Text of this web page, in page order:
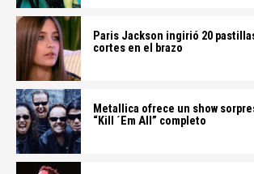
Paris Jackson ingirió 20
cortes en el brazo
Metallica ofrece un show
“Kill ´Em All” completo